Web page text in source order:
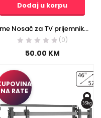
Dodaj u korpu
home Nosač za TV prijemnike, 15 kg, 3D – LCDH 01/BK
(0)
50.00 KM
NA RATE